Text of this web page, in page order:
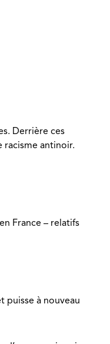
Derrière ces
racisme antinoir.
France – relatifs
puisse à nouveau